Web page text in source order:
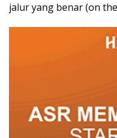
jalur yang benar (on